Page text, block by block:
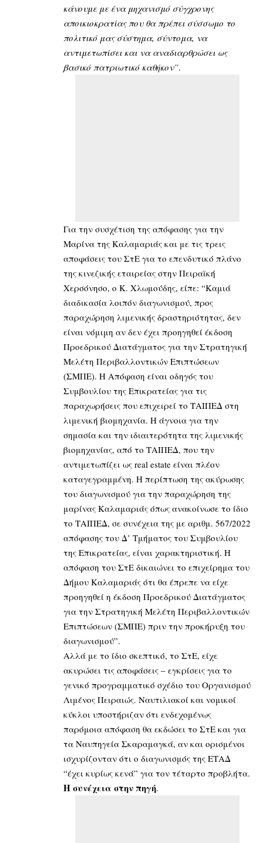
κάνουμε με ένα μηχανισμό σύγχρονης
αποικιοκρατίας που θα πρέπει σύσσωμο το
πολιτικό μας σύστημα, σύντομα, να
αντιμετωπίσει και να αναδιαρθρώσει ως
βασικό πατριωτικό καθήκον”.
Για την συσχέτιση της απόφασης για την
Μαρίνα της Καλαμαριάς και με τις τρεις
αποφάσεις του ΣτΕ για το επενδυτικό πλάνο
της κινεζικής εταιρείας στην Πειραϊκή
Χερσόνησο, ο Κ. Χλωμούδης, είπε: “Καμιά
διαδικασία λοιπόν διαγωνισμού, προς
παραχώρηση λιμενικής δραστηριότητας, δεν
είναι νόμιμη αν δεν έχει προηγηθεί έκδοση
Προεδρικού Διατάγματος για την Στρατηγική
Μελέτη Περιβαλλοντικών Επιπτώσεων
(ΣΜΠΕ). Η Απόφαση είναι οδηγός του
Συμβουλίου της Επικρατείας για τις
παραχωρήσεις που επιχειρεί το ΤΑΙΠΕΔ στη
λιμενική βιομηχανία. Η άγνοια για την
σημασία και την ιδιαιτερότητα της λιμενικής
βιομηχανίας, από το ΤΑΙΠΕΔ, που την
αντιμετωπίζει ως real estate είναι πλέον
καταγεγραμμένη. Η περίπτωση της ακύρωσης
του διαγωνισμού για την παραχώρηση της
μαρίνας Καλαμαριάς όπως ανακοίνωσε το ίδιο
το ΤΑΙΠΕΔ, σε συνέχεια της με αριθμ. 567/2022
απόφασης του Δ’ Τμήματος του Συμβουλίου
της Επικρατείας, είναι χαρακτηριστική. Η
απόφαση του ΣτΕ δικαιώνει το επιχείρημα του
Δήμου Καλαμαριάς ότι θα έπρεπε να είχε
προηγηθεί η έκδοση Προεδρικού Διατάγματος
για την Στρατηγική Μελέτη Περιβαλλοντικών
Επιπτώσεων (ΣΜΠΕ) πριν την προκήρυξη του
διαγωνισμού”.
Αλλά με το ίδιο σκεπτικό, το ΣτΕ, είχε
ακυρώσει τις αποφάσεις – εγκρίσεις για το
γενικό προγραμματικό σχέδιο του Οργανισμού
Λιμένος Πειραιώς. Ναυτιλιακοί και νομικοί
κύκλοι υποστήριζαν ότι ενδεχομένως
παρόμοια απόφαση θα εκδώσει το ΣτΕ και για
τα Ναυπηγεία Σκαραμαγκά, αν και ορισμένοι
ισχυρίζονταν ότι ο διαγωνισμός της ΕΤΑΔ
“έχει κυρίως κενά” για τον τέταρτο προβλήτα.
Η συνέχεια στηνπηγή.